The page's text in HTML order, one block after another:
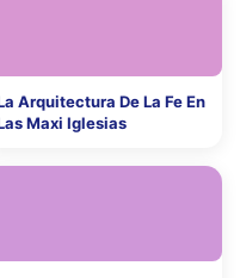
Arquitectura De La Fe En
Maxi Iglesias